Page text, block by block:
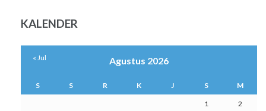
KALENDER
Agustus 2026
S S R K J S M
1 2
« Jul